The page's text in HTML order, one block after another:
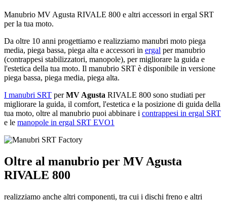
Manubrio MV Agusta RIVALE 800 e altri accessori in ergal SRT
per la tua moto.
Da oltre 10 anni progettiamo e realizziamo manubri moto piega
media, piega bassa, piega alta e accessori in ergal per manubrio
(contrappesi stabilizzatori, manopole), per migliorare la guida e
l'estetica della tua moto. Il manubrio SRT è disponibile in versione
piega bassa, piega media, piega alta.
I manubri SRT perMV Agusta RIVALE 800 sono studiati per
migliorare la guida, il comfort, l'estetica e la posizione di guida della
tua moto, oltre al manubrio puoi abbinare i contrappesi in ergal SRT
e le manopole in ergal SRT EVO1
Oltre al manubrio per MV Agusta
RIVALE 800
realizziamo anche altri componenti, tra cui i dischi freno e altri